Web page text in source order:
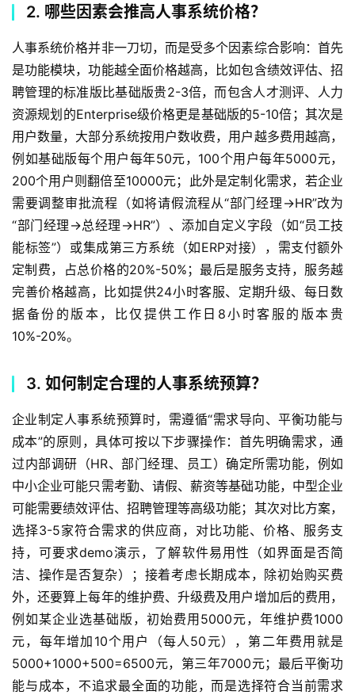
2. 哪些因素会推高人事系统价格？
人事系统价格并非一刀切，而是受多个因素综合影响：首先
是功能模块，功能越全面价格越高，比如包含绩效评估、招
聘管理的标准版比基础版贵2-3倍，而包含人才测评、人力
资源规划的Enterprise级价格更是基础版的5-10倍；其次是
用户数量，大部分系统按用户数收费，用户越多费用越高，
例如基础版每个用户每年50元，100个用户每年5000元，
200个用户则翻倍至10000元；此外是定制化需求，若企业
需要调整审批流程（如将请假流程从“部门经理→HR”改为
“部门经理→总经理→HR”）、添加自定义字段（如“员工技
能标签”）或集成第三方系统（如ERP对接），需支付额外
定制费，占总价格的20%-50%；最后是服务支持，服务越
完善价格越高，比如提供24小时客服、定期升级、每日数
据备份的版本，比仅提供工作日8小时客服的版本贵
10%-20%。
3. 如何制定合理的人事系统预算？
企业制定人事系统预算时，需遵循“需求导向、平衡功能与
成本”的原则，具体可按以下步骤操作：首先明确需求，通
过内部调研（HR、部门经理、员工）确定所需功能，例如
中小企业可能只需考勤、请假、薪资等基础功能，中型企业
可能需要绩效评估、招聘管理等高级功能；其次对比方案，
选择3-5家符合需求的供应商，对比功能、价格、服务支
持，可要求demo演示，了解软件易用性（如界面是否简
洁、操作是否复杂）；接着考虑长期成本，除初始购买费
外，还要算上每年的维护费、升级费及用户增加后的费用，
例如某企业选基础版，初始费用5000元，年维护费1000
元，每年增加10个用户（每人50元），第二年费用就是
5000+1000+500=6500元，第三年7000元；最后平衡功
能与成本，不追求最全面的功能，而是选择符合当前需求